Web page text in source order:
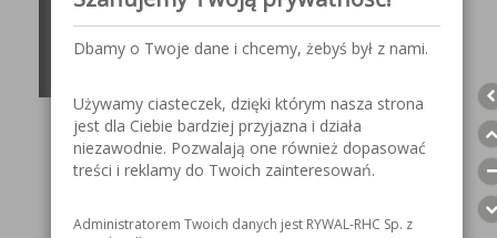
drut spawalniczy
rdzeniowy
Description
Oznaczenia i opis
Drut proszkowy stosowany do spawania konstrukcji
produkcji pojazdów.
Dbamy o Twoje dane i chcemy, żebyś był z nami.
Używamy ciasteczek, dzięki którym nasza strona
jest dla Ciebie bardziej przyjazna i działa
niezawodnie. Pozwalają one również dopasować
treści i reklamy do Twoich zainteresowań.
Administratorem Twoich danych jest RYWAL-RHC Sp. z